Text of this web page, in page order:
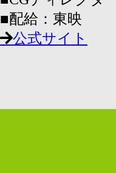
■配給：東映
公式サイト